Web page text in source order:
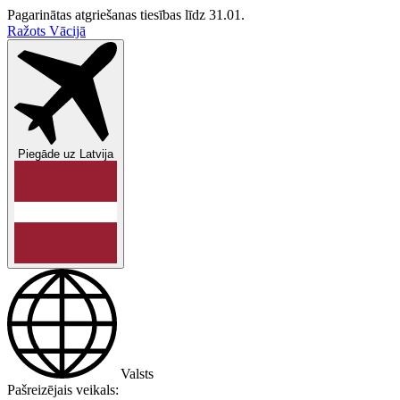
Pagarinātas atgriešanas tiesības līdz 31.01.
Ražots Vācijā
Piegāde uz Latvija
Valsts
Pašreizējais veikals: